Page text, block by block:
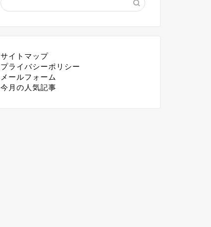
サイトマップ
プライバシーポリシー
メールフォーム
今月の人気記事